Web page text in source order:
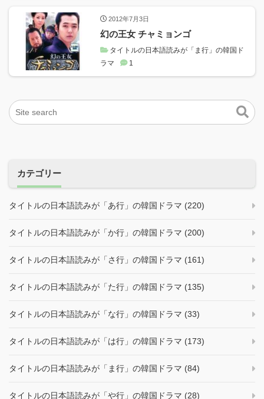
2012年7月3日
幻の王女 チャミョンゴ
タイトルの日本語読みが「ま行」の韓国ド
ラマ
1
カテゴリー
タイトルの日本語読みが「あ行」の韓国ドラマ (220)
タイトルの日本語読みが「か行」の韓国ドラマ (200)
タイトルの日本語読みが「さ行」の韓国ドラマ (161)
タイトルの日本語読みが「た行」の韓国ドラマ (135)
タイトルの日本語読みが「な行」の韓国ドラマ (33)
タイトルの日本語読みが「は行」の韓国ドラマ (173)
タイトルの日本語読みが「ま行」の韓国ドラマ (84)
タイトルの日本語読みが「や行」の韓国ドラマ (28)